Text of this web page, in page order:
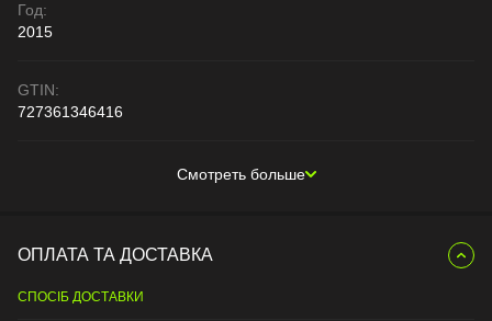
Год:
2015
GTIN:
727361346416
Смотреть больше
ОПЛАТА ТА ДОСТАВКА
СПОСІБ ДОСТАВКИ